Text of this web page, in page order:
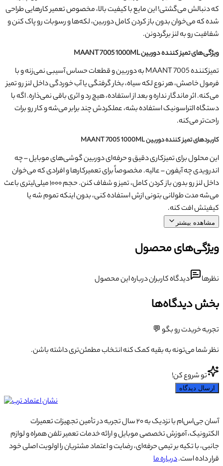
که دنبالش می‌گشتی! این مایع با کیفیت بالا، مخصوص تعمیر کارهایی طراحی
شده که می‌خوان بدون باز کردن کامل دوربین، لکه‌ها و رسوبات رو پاک کنن و
شفافیت رو به لنز برگردونن.
ویژگی‌های تمیز کننده دوربین MAANT 7005 1000ML
تمیزکننده MAANT 7005 به دوربین و قطعات حساس آسیبی نمی‌زنه و با
فرمول خاصش، هر نوع لکه سیاه، بخار گرفتگی یا آب‌ خوردگی داخل لنز رو تمیز
می‌کنه. اثر ماندگار نداره و بعد از استفاده، هیچ رد و اثری باقی نمی‌ذاره. اگه با
دستگاه التراسونیک استفاده بشه، عملکردش چند برابر می‌شه و کار رو برات
راحت‌تر می‌کنه.
کاربردهای تمیز کننده دوربین MAANT 7005 1000ML
این محلول برای تمیزکاری دقیق و حرفه‌ای دوربین گوشی‌های موبایل – چه
اندرویدی چه آیفون – عالیه. مخصوصاً برای تعمیرکارها و افرادی که می‌خوان
داخل لنز رو بدون باز کردن کامل، تمیز و شفاف کنن. حجم ۱۰۰۰ میلی‌لیتری باعث
می‌شه مدت طولانی بتونی ازش استفاده کنی، بدون اینکه تموم شه یا
کیفیتش افت کنه.
مشاهده بیشتر
ویژگی‌های محصول
نظرها دیدگاه کاربران درباره این محصول
بخش دیدگاه‌ها
تجربه خریدت رو بگو 💬
نظر شما می‌تونه به بقیه کمک کنه انتخاب مطمئن‌تری داشته باشن.
تو شروع کن!
ارسال دیدگاه
آسان جی‌اس‌ام با نزدیک به ۲۰ سال تجربه در تأمین تجهیزات تعمیرات
الکترونیک، آموزش تخصصی موبایل و ارائه خدمات تعمیر تلفن همراه و لوازم
جانبی، با تکیه بر تیمی حرفه‌ای، رضایت و اعتماد مشتریان را اولویت اصلی خود
قرار داده است.درباره ما